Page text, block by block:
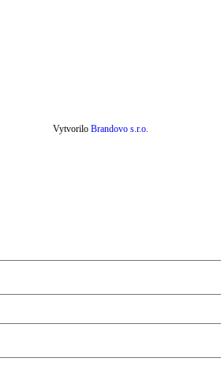
Vytvorilo Brandovo s.r.o.